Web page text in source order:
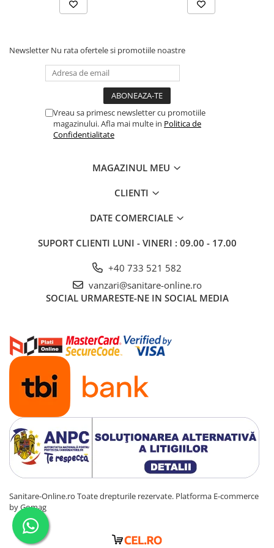
Newsletter Nu rata ofertele si promotiile noastre
Vreau sa primesc newsletter cu promotiile
magazinului. Afla mai multe in Politica de
Confidentialitate
MAGAZINUL MEU
CLIENTI
DATE COMERCIALE
SUPORT CLIENTI LUNI - VINERI : 09.00 - 17.00
+40 733 521 582
vanzari@sanitare-online.ro
SOCIAL URMARESTE-NE IN SOCIAL MEDIA
Sanitare-Online.ro Toate drepturile rezervate. Platforma E-commerce
by Gomag